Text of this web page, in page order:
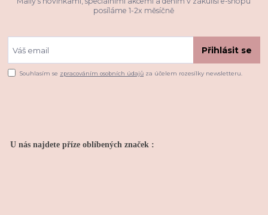
posíláme 1-2x měsíčně
Přihlásit se
Souhlasím se zpracováním osobních údajů za účelem rozesílky newsletteru.
U nás najdete příze oblíbených značek :